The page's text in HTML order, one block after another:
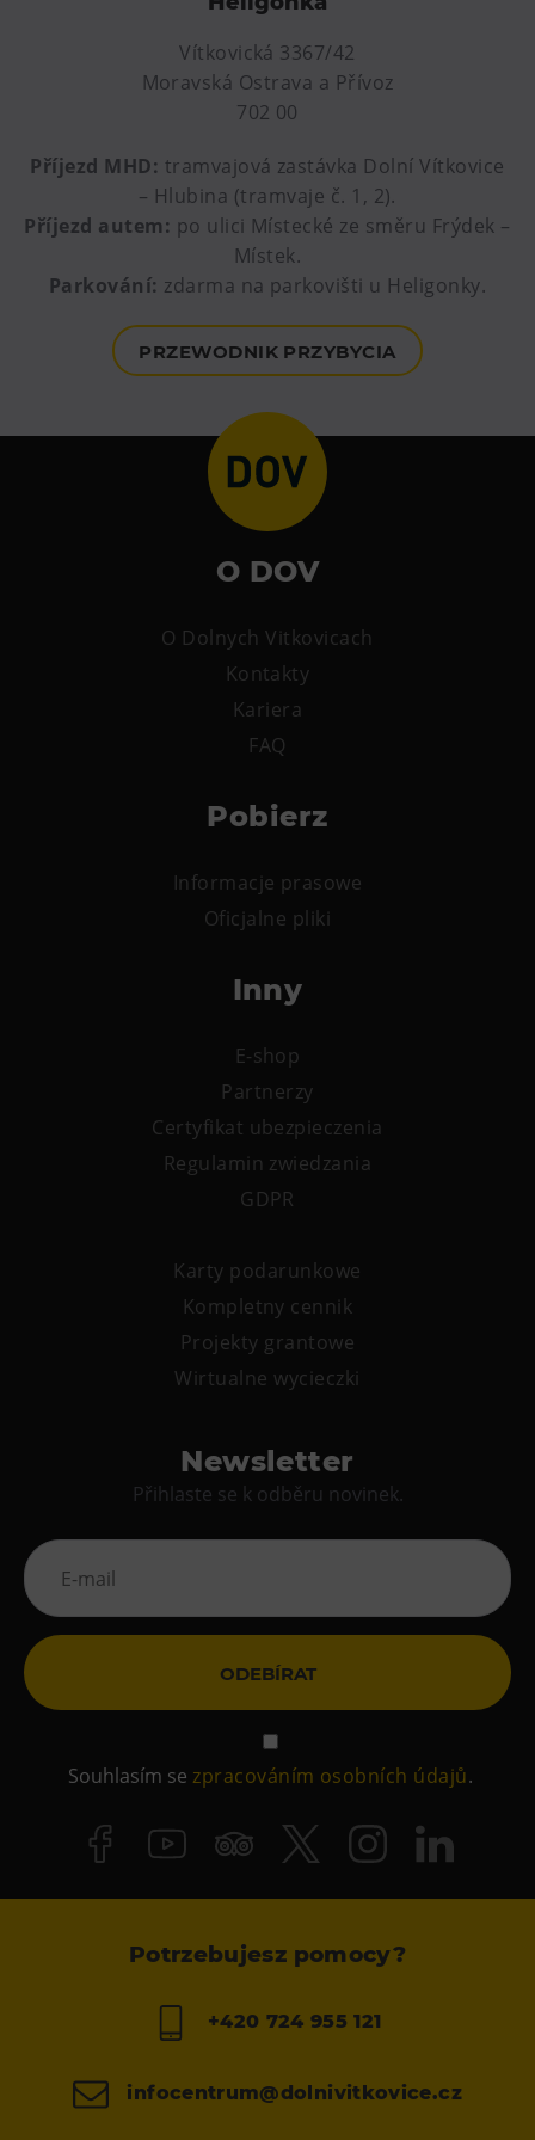
Vítkovická 3367/42
Moravská Ostrava a Přívoz
702 00
Příjezd MHD: tramvajová zastávka Dolní Vítkovice
– Hlubina (tramvaje č. 1, 2).
Příjezd autem: po ulici Místecké ze směru Frýdek –
Místek.
Parkování: zdarma na parkovišti u Heligonky.
PRZEWODNIK PRZYBYCIA
O DOV
O Dolnych Vitkovicach
Kontakty
Kariera
FAQ
Pobierz
Informacje prasowe
Oficjalne pliki
Inny
E-shop
Partnerzy
Certyfikat ubezpieczenia
Regulamin zwiedzania
GDPR
Karty podarunkowe
Kompletny cennik
Projekty grantowe
Wirtualne wycieczki
Newsletter
Přihlaste se k odběru novinek.
ODEBÍRAT
Souhlasím sezpracováním osobních údajů.
Potrzebujesz pomocy?
+420 724 955 121
infocentrum@dolnivitkovice.cz